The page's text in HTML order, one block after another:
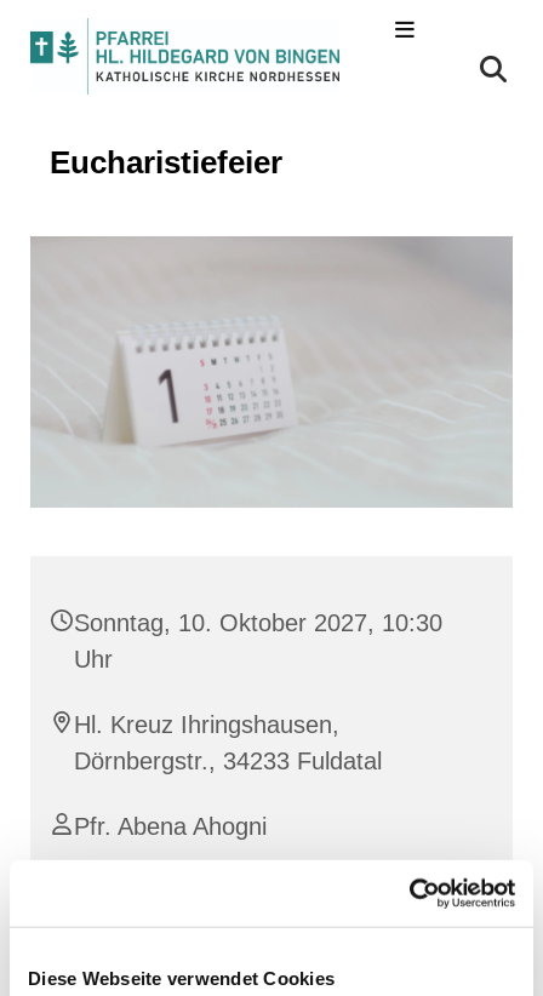
Diese Webseite verwendet Cookies
Eucharistiefeier
Sonntag, 10. Oktober 2027, 10:30
Uhr
Hl. Kreuz Ihringshausen,
Dörnbergstr., 34233 Fuldatal
Pfr. Abena Ahogni